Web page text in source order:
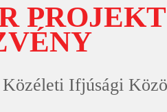
Ifjúsági